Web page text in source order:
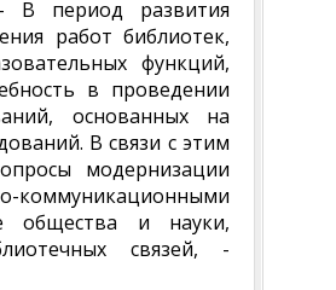
В период развития
работ библиотек,
функций,
в проведении
основанных на
В связи с этим
модернизации
коммуникационными
общества и науки,
связей, -